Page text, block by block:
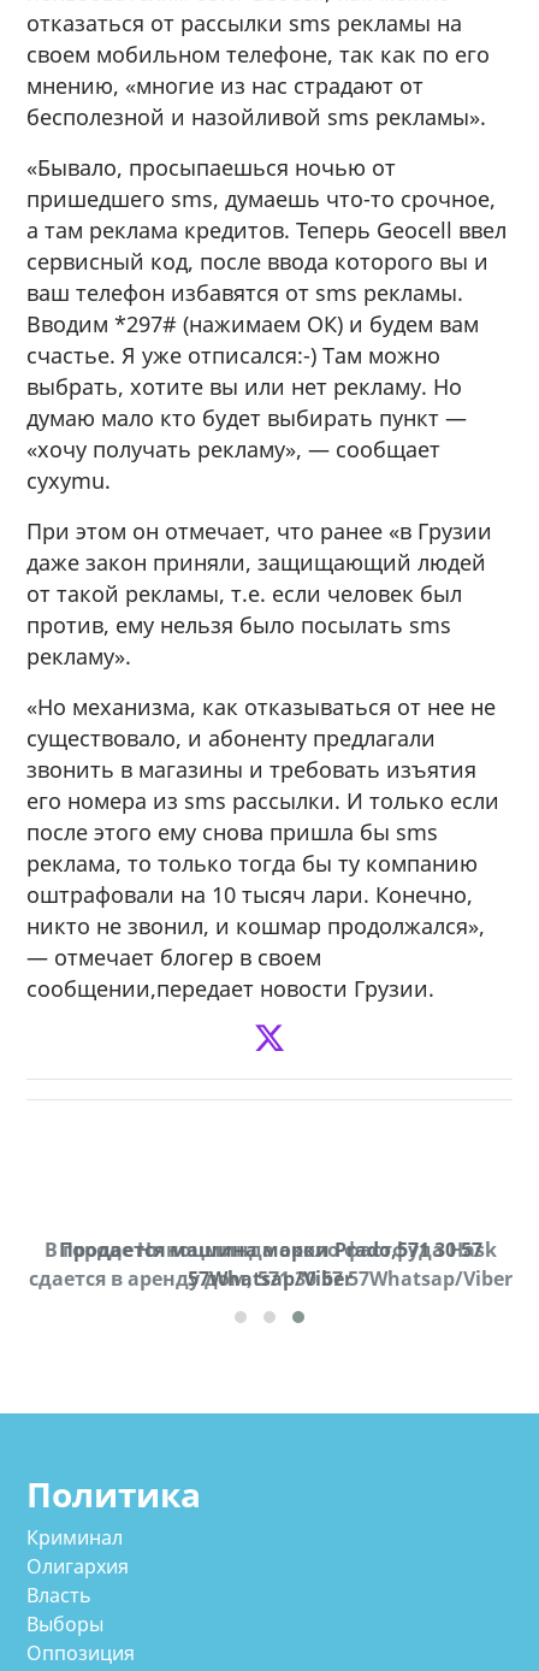
отказаться от рассылки sms рекламы на
своем мобильном телефоне, так как по его
мнению, «многие из нас страдают от
бесполезной и назойливой sms рекламы».
«Бывало, просыпаешься ночью от
пришедшего sms, думаешь что-то срочное,
а там реклама кредитов. Теперь Geocell ввел
сервисный код, после ввода которого вы и
ваш телефон избавятся от sms рекламы.
Вводим *297# (нажимаем ОК) и будем вам
счастье. Я уже отписался:-) Там можно
выбрать, хотите вы или нет рекламу. Но
думаю мало кто будет выбирать пункт —
«хочу получать рекламу», — сообщает
cyxymu.
При этом он отмечает, что ранее «в Грузии
даже закон приняли, защищающий людей
от такой рекламы, т.е. если человек был
против, ему нельзя было посылать sms
рекламу».
«Но механизма, как отказываться от нее не
существовало, и абоненту предлагали
звонить в магазины и требовать изъятия
его номера из sms рассылки. И только если
после этого ему снова пришла бы sms
реклама, то только тогда бы ту компанию
оштрафовали на 10 тысяч лари. Конечно,
никто не звонил, и кошмар продолжался»,
— отмечает блогер в своем
сообщении,передает новости Грузии.
В городе Ниноцминда около фастфуда Hask
cдается в аренду дом, 571 30 57 57Whatsap/Viber
Продается машина марки Prado,571 30 57
57Whatsap/Viber
Политика
Криминал
Олигархия
Власть
Выборы
Оппозиция